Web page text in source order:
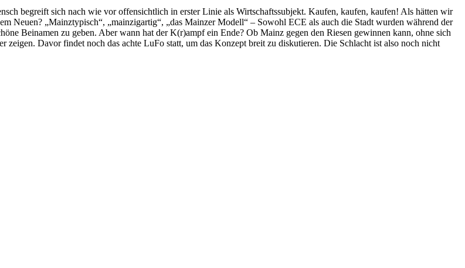
begreift sich nach wie vor offensichtlich in erster Linie als Wirtschaftssubjekt. Kaufen, kaufen, kaufen! Als hätten wir
Neuen? „Mainztypisch“, „mainzigartig“, „das Mainzer Modell“ – Sowohl ECE als auch die Stadt wurden während der
Beinamen zu geben. Aber wann hat der K(r)ampf ein Ende? Ob Mainz gegen den Riesen gewinnen kann, ohne sich
zeigen. Davor findet noch das achte LuFo statt, um das Konzept breit zu diskutieren. Die Schlacht ist also noch nicht